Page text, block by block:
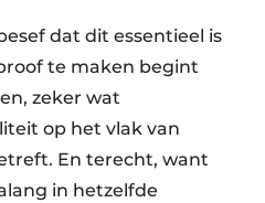
dat dit essentieel is
te maken begint
zeker wat
op het vlak van
En terecht, want
in hetzelfde